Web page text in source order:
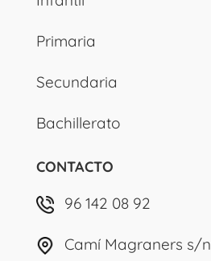
Primaria
Secundaria
Bachillerato
CONTACTO
96 142 08 92
Camí Magraners s/n